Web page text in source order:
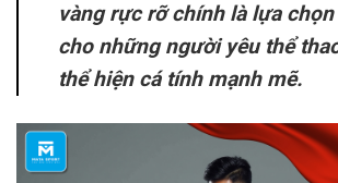
vàng rực rỡ chính là lựa
cho những người yêu thể
thể hiện cá tính mạnh mẽ.